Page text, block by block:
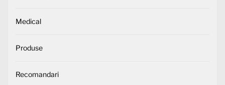
Medical
Produse
Recomandari